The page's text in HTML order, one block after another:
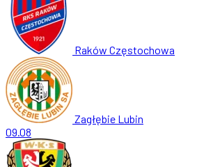
Raków Częstochowa
Zagłębie Lubin
09.08